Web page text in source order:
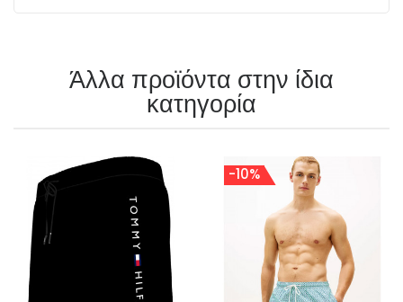
Άλλα προϊόντα στην ίδια
κατηγορία
-10%